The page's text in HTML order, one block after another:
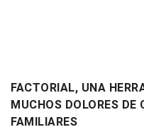
FACTORIAL, UNA
MUCHOS DOLORES
FAMILIARES